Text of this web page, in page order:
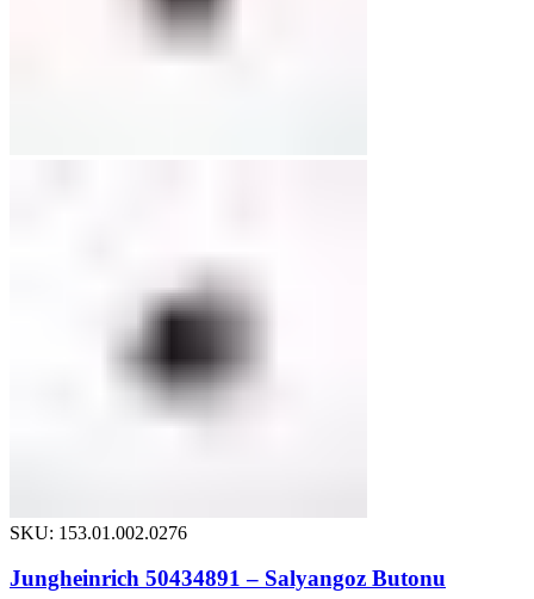
SKU: 153.01.002.0276
Jungheinrich 50434891 – Salyangoz Butonu